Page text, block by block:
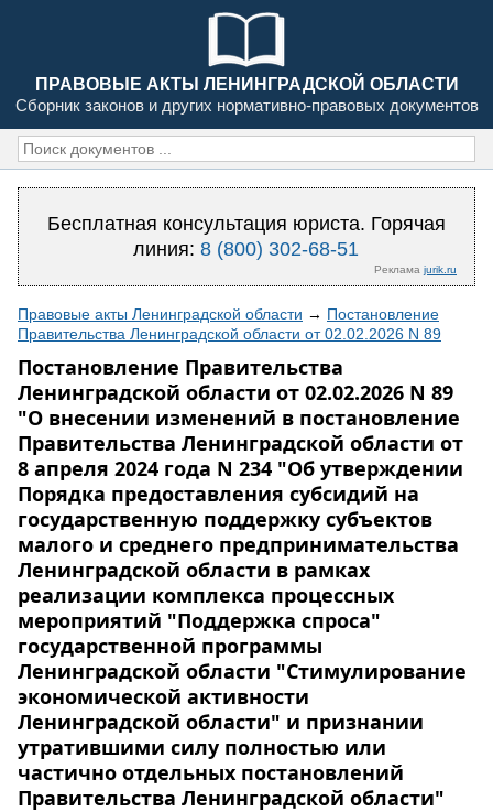
ПРАВОВЫЕ АКТЫ ЛЕНИНГРАДСКОЙ ОБЛАСТИ
Сборник законов и других нормативно-правовых документов
Бесплатная консультация юриста. Горячая
линия:8 (800) 302-68-51
Реклама jurik.ru
Правовые акты Ленинградской области → Постановление
Правительства Ленинградской области от 02.02.2026 N 89
Постановление Правительства
Ленинградской области от 02.02.2026 N 89
"О внесении изменений в постановление
Правительства Ленинградской области от
8 апреля 2024 года N 234 "Об утверждении
Порядка предоставления субсидий на
государственную поддержку субъектов
малого и среднего предпринимательства
Ленинградской области в рамках
реализации комплекса процессных
мероприятий "Поддержка спроса"
государственной программы
Ленинградской области "Стимулирование
экономической активности
Ленинградской области" и признании
утратившими силу полностью или
частично отдельных постановлений
Правительства Ленинградской области"